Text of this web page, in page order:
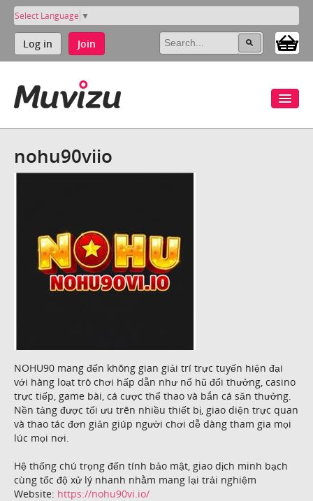
Select Language ▼
Log in Join
nohu90viio
NOHU90 mang đến không gian giải trí trực tuyến hiện đại
với hàng loạt trò chơi hấp dẫn như nổ hũ đổi thưởng, casino
trực tiếp, game bài, cá cược thể thao và bắn cá săn thưởng.
Nền tảng được tối ưu trên nhiều thiết bị, giao diện trực quan
và thao tác đơn giản giúp người chơi dễ dàng tham gia mọi
lúc mọi nơi.
Hệ thống chú trọng đến tính bảo mật, giao dịch minh bạch
cùng tốc độ xử lý nhanh nhằm mang lại trải nghiệm
Website: https://nohu90vi.io/